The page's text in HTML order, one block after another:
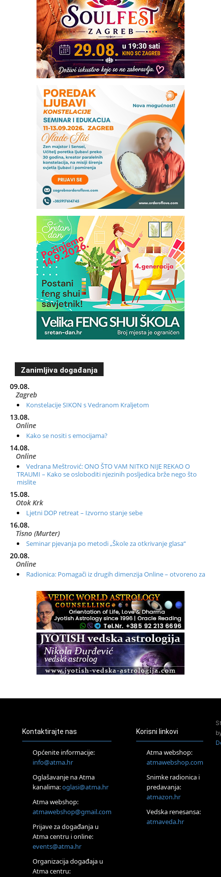
Zanimljiva događanja
09.08.
Zagreb
Konstelacije SIKON s Vedranom Kraljetom
13.08.
Online
Kako se nositi s emocijama?
14.08.
Online
Vedrana Meštrović: ONO ŠTO VAM NITKO NIJE REKAO O
TRAUMI – Kako se osloboditi njezinih posljedica brže nego što
mislite
15.08.
Otok Krk
Ljetni DOP retreat – Izvorno stanje sebe
16.08.
Tisno (Murter)
Seminar pjevanja po metodi „Škole za otkrivanje glasa“
20.08.
Online
Radionica: Pomagači iz drugih dimenzija Online – otvoreno za
Zagreb+Online
Osnovni ThetaHealing® tečaj, Zagreb i Online
Zagreb
Osnovna radionica za izscjeljivanje pranom (Basic Pranic
Healing course)
Access BARS®, otpusti stres
Pjesma srca / Zagreb
Tečaj Višeg Vodstva, razvijanja intuicije i Akaša zapisa
Online
Upisi u program Profesionalni hipnoterapeut — nova
Online
Postanite Nositelj Vibracije Nove Zemlje
Visoko
Alemka Dauskardt – Jednodnevna radionica sistemskih
konstelacija
Kontaktirajte nas
Općenite informacije:
info@atma.hr
Oglašavanje na Atma
kanalima:oglasi@atma.hr
Atma webshop:
atmawebshop@gmail.com
Prijave za događanja u
Atma centru i online:
events@atma.hr
Organizacija događaja u
Atma centru:
Korisni linkovi
Atma webshop:
atmawebshop.com
Snimke radionica i
predavanja:
atmazon.hr
Vedska renesansa:
atmaveda.hr